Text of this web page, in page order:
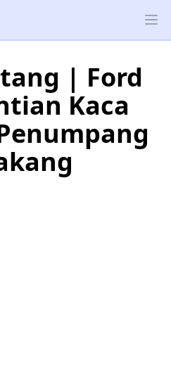
| Ford
Kaca